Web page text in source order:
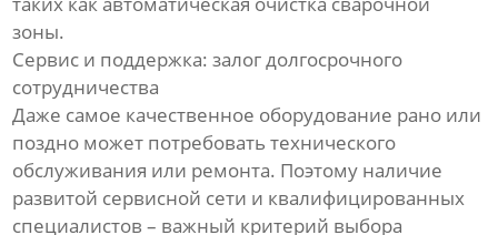
зоны.
Сервис и поддержка: залог долгосрочного
сотрудничества
Даже самое качественное оборудование рано или
поздно может потребовать технического
обслуживания или ремонта. Поэтому наличие
развитой сервисной сети и квалифицированных
специалистов – важный критерий выбора